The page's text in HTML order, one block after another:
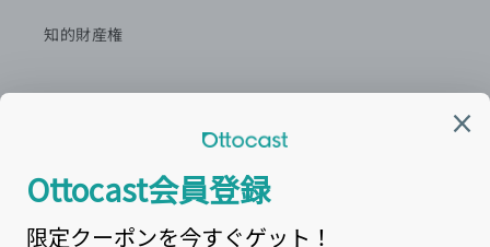
知的財産権
最新情報をLINEで配信中！